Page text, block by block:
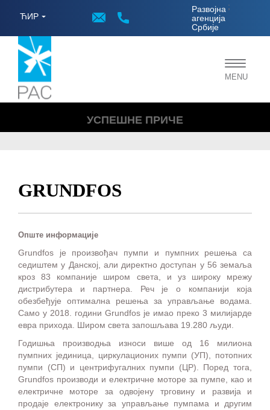
ЋИР
Развојна
агенција
Србије
;
Toggle
MENU
УСПЕШНЕ ПРИЧЕ
GRUNDFOS
Опште информације
Grundfos је произвођач пумпи и пумпних решења са
седиштем у Данској, али директно доступан у 56 земаља
кроз 83 компаније широм света, и уз широку мрежу
дистрибутера и партнера. Реч је о компанији која
обезбеђује оптимална решења за управљање водама.
Само у 2018. години Grundfos је имао преко 3 милијарде
евра прихода. Широм света запошљава 19.280 људи.
Годишња производња износи више од 16 милиона
пумпних јединица, циркулационих пумпи (УП), потопних
пумпи (СП) и центрифугалних пумпи (ЦР). Поред тога,
Grundfos производи и електричне моторе за пумпе, као и
електричне моторе за одвојену трговину и развија и
продаје електронику за управљање пумпама и другим